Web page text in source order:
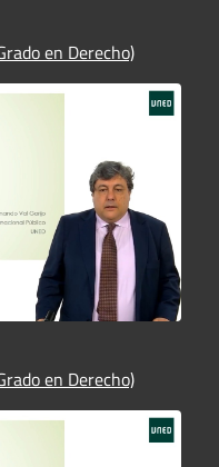
en Derecho)
en Derecho)